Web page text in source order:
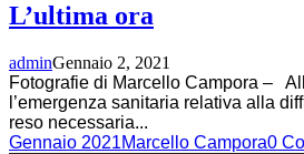
L’ultima ora
adminGennaio 2, 2021
Fotografie di Marcello Campora –
l’emergenza sanitaria relativa alla
reso necessaria...
Gennaio 2021Marcello Campora0